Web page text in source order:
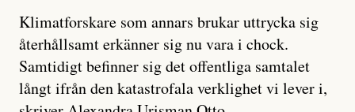
Klimatforskare som annars brukar uttrycka sig
återhållsamt erkänner sig nu vara i chock.
Samtidigt befinner sig det offentliga samtalet
långt ifrån den katastrofala verklighet vi lever i,